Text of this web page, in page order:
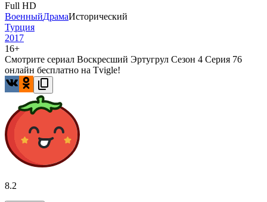
Full HD
ВоенныйДрамаИсторический
Турция
2017
16+
Смотрите сериал Воскресший Эртугрул Сезон 4 Серия 76
онлайн бесплатно на Tvigle!
8.2